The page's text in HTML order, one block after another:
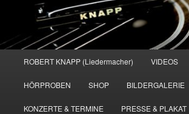
ROBERT KNAPP (Liedermacher) VIDEOS
HÖRPROBEN SHOP BILDERGALERIE
KONZERTE & TERMINE PRESSE & PLAKAT